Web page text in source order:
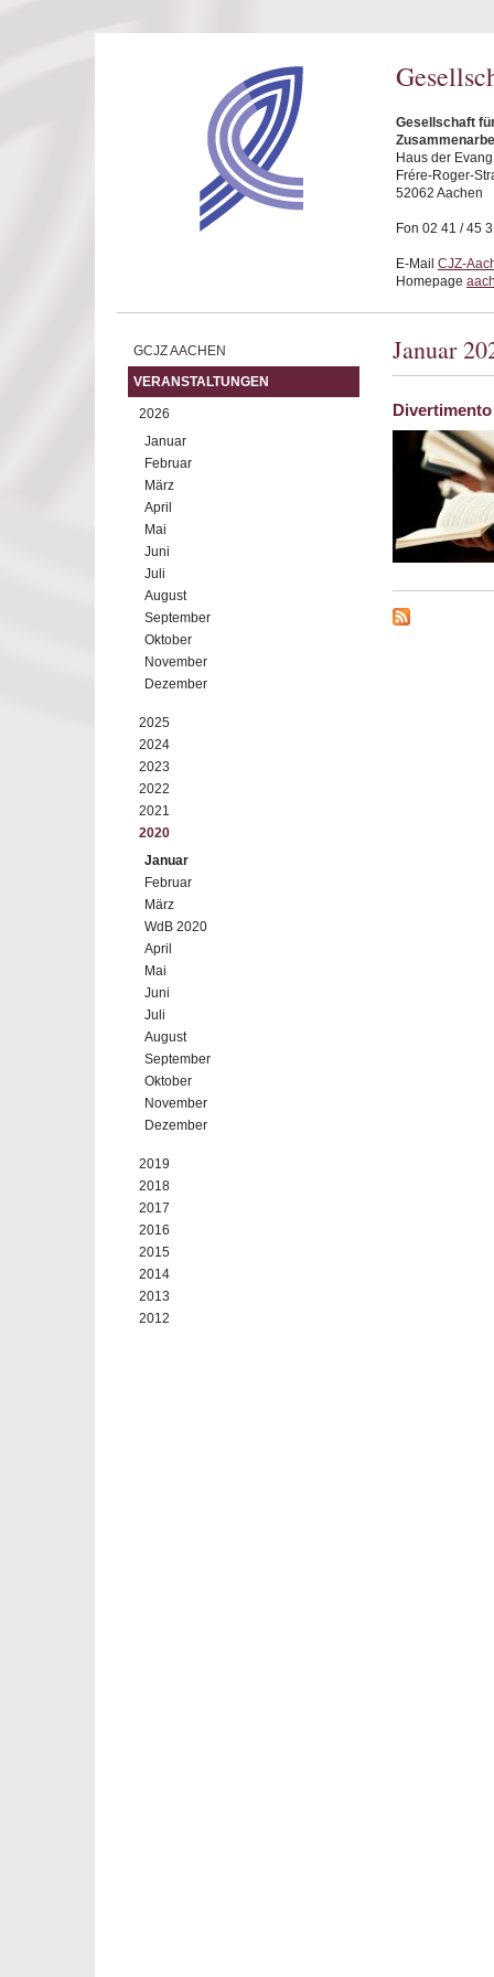
Gesellschaft
Haus der
Frére-Roger-
52062 Aachen
Fon 02 41 / 45
E-Mail CJZ-
Homepage
GCJZ AACHEN
VERANSTALTUNGEN
2026
Januar
Februar
März
April
Mai
Juni
Juli
August
September
Oktober
November
Dezember
2025
2024
2023
2022
2021
2020
Januar
Februar
März
WdB 2020
April
Mai
Juni
Juli
August
September
Oktober
November
Dezember
2019
2018
2017
2016
2015
2014
2013
2012
Januar